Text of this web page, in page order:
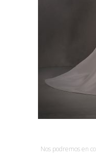
Nos podremos en